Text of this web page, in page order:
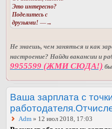
Это интересно?
Поделитесь с
друзьями! —→
Не знаешь, чем заняться и как
настроение? Найди вакансии и
9955599 (ЖМИ СЮДА!)
Ваша зарплата с
Adm » 12 июл 2018, 17:03